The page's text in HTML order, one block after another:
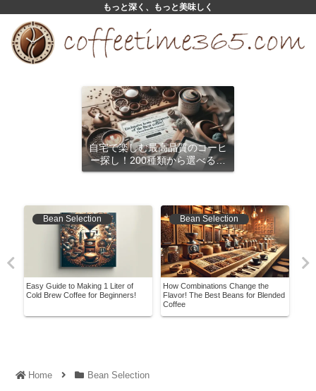
もっと深く、もっと美味しく
自宅で楽しむ最高品質のコーヒ
ー探し！200種類から選べるサ
ブスクリプション
Bean Selection
Easy Guide to Making 1 Liter of
Cold Brew Coffee for Beginners!
Bean Selection
How Combinations Change the
Flavor! The Best Beans for Blended
Coffee
Home Bean Selection